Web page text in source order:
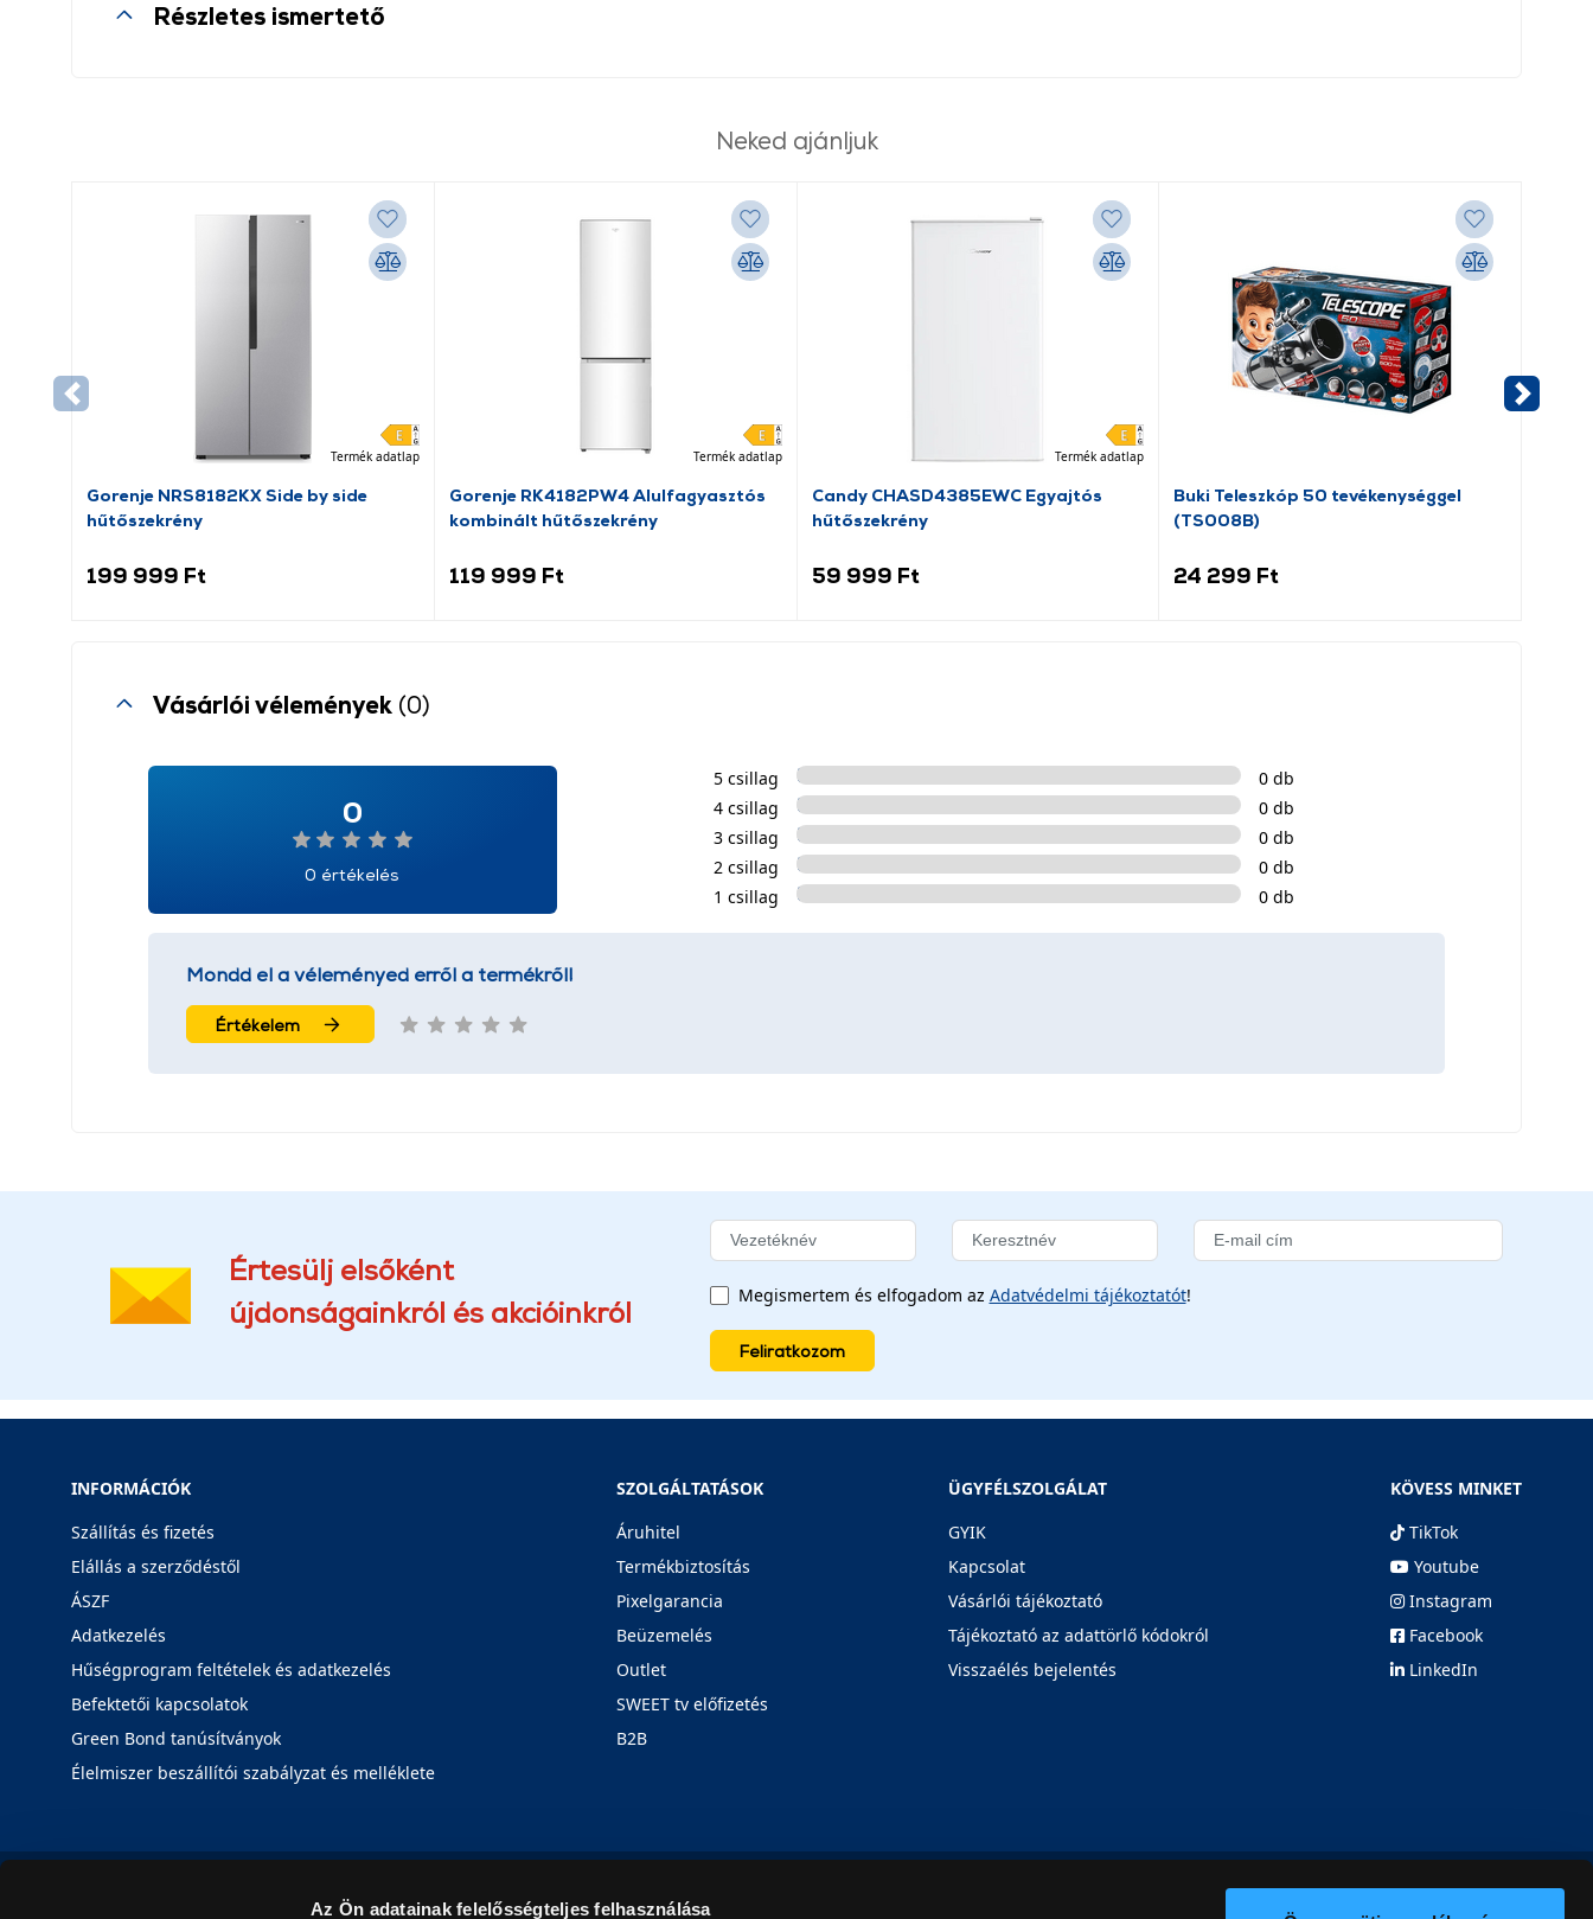
Az Ön adatainak felelősségteljes felhasználása
Részletes ismertető
Neked ajánljuk
Termék adatlap
Gorenje NRS8182KX Side by side
hűtőszekrény
199 999 Ft
Termék adatlap
Gorenje RK4182PW4 Alulfagyasztós
kombinált hűtőszekrény
119 999 Ft
Termék adatlap
Candy CHASD4385EWC Egyajtós
hűtőszekrény
59 999 Ft
Buki Teleszkóp 50 tevékenységgel
(TS008B)
24 299 Ft
Vásárlói vélemények (0)
0
0 értékelés
5 csillag
0 db
4 csillag
0 db
3 csillag
0 db
2 csillag
0 db
1 csillag
0 db
Mondd el a véleményed erről a termékről!
Értékelem
Értesülj elsőként
újdonságainkról és akcióinkról
Megismertem és elfogadom az Adatvédelmi tájékoztatót!
Feliratkozom
INFORMÁCIÓK
Szállítás és fizetés
Elállás a szerződéstől
ÁSZF
Adatkezelés
Hűségprogram feltételek és adatkezelés
Befektetői kapcsolatok
Green Bond tanúsítványok
Élelmiszer beszállítói szabályzat és melléklete
SZOLGÁLTATÁSOK
Áruhitel
Termékbiztosítás
Pixelgarancia
Beüzemelés
Outlet
SWEET tv előfizetés
B2B
ÜGYFÉLSZOLGÁLAT
GYIK
Kapcsolat
Vásárlói tájékoztató
Tájékoztató az adattörlő kódokról
Visszaélés bejelentés
KÖVESS MINKET
TikTok
Youtube
Instagram
Facebook
LinkedIn